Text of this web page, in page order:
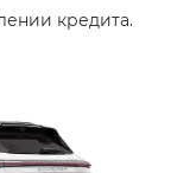
кредита.